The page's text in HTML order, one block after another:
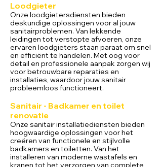
Loodgieter
Onze loodgietersdiensten bieden
deskundige oplossingen voor al jouw
sanitairproblemen. Van lekkende
leidingen tot verstopte afvoeren, onze
ervaren loodgieters staan paraat om snel
en efficiënt te handelen. Met oog voor
detail en professionele aanpak zorgen wij
voor betrouwbare reparaties en
installaties, waardoor jouw sanitair
probleemloos functioneert.
Sanitair - Badkamer en toilet
renovatie
Onze sanitair installatiediensten bieden
hoogwaardige oplossingen voor het
creëren van functionele en stijlvolle
badkamers en toiletten. Van het
installeren van moderne wastafels en
kranen tot het verzorgen van complete